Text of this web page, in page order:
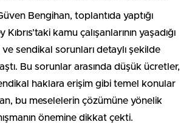
Bengihan, toplantıda yaptığı
kamu çalışanlarının yaşadığı
sendikal sorunları detaylı şekilde
Bu sorunlar arasında düşük ücretler,
haklara erişim gibi temel konular
bu meselelerin çözümüne yönelik
önemine dikkat çekti.